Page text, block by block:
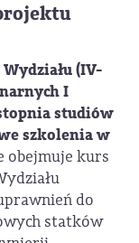
(IV-
I
studiów
szkolenia w
obejmuje kurs
do
statków